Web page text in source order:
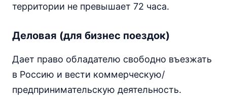
территории не превышает 72 часа.
Деловая (для бизнес поездок)
Дает право обладателю свободно въезжать
в Россию и вести коммерческую/
предпринимательскую деятельность.